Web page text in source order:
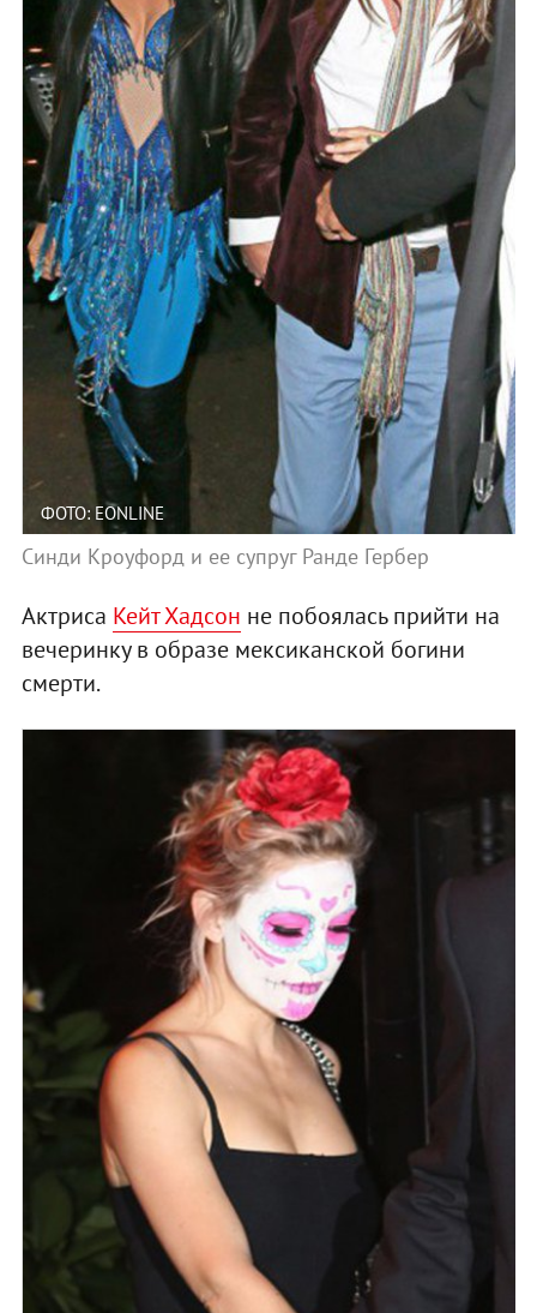
ФОТО: EONLINE
Синди Кроуфорд и ее супруг Ранде Гербер
Актриса Кейт Хадсон не побоялась прийти на
вечеринку в образе мексиканской богини
смерти.